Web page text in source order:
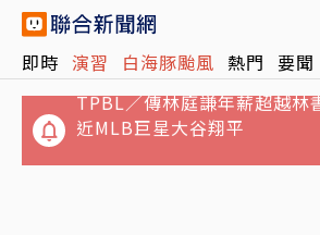
即時 演習 白海豚颱風 熱門 要聞
近MLB巨星大谷翔平
南港LaLaport施工架倒塌！
曝光 1女頭部受傷送醫